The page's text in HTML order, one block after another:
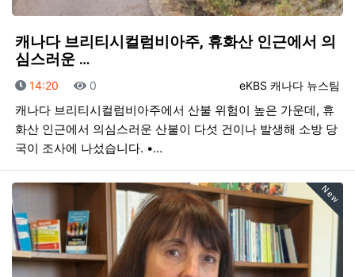
캐나다 브리티시컬럼비아주, 휴화산 인근에서 의
심스러운 …
등록자
eKBS 캐나다 뉴스팀
등록일
14:20 조회
0
캐나다 브리티시컬럼비아주에서 산불 위험이 높은 가운데, 휴
화산 인근에서 의심스러운 산불이 다섯 건이나 발생해 소방 당
국이 조사에 나섰습니다. •…
New